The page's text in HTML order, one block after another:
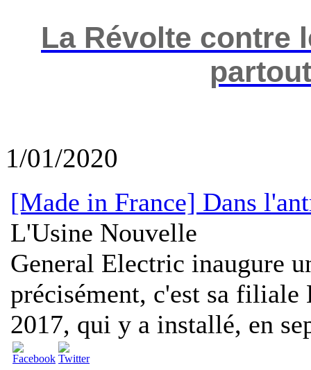
La Révolte contre
1/01/2020
[Made in France] Dans
L'Usine Nouvelle
General Electric inaugure
précisément, c'est sa
2017, qui y a installé, en